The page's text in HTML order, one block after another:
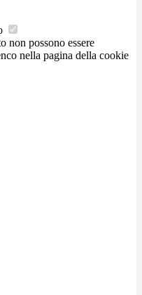
non possono essere
nella pagina della cookie